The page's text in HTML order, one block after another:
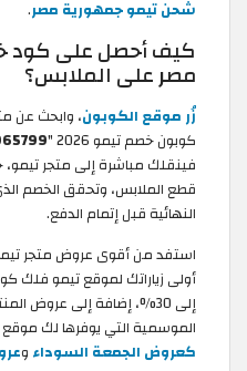
شحن تيمو جمهورية مصر.
كيف أحصل على كود
مصر على الملابس؟
زُر موقع الكوبون، وابحث عن
كوبون خصم تيمو 2026 "
فينقلك مباشرة إلى متجر
قطع الملابس، وتحقق الخصم
النهائية قبل إتمام الدفع.
استفد من أقوى عروض متجر
أولى زياراتك لموقع تيمو فلك
إلى 30%، إضافة إلى عروض
الموسمية التي يوفرها لك
كعروض الجمعة السوداء و